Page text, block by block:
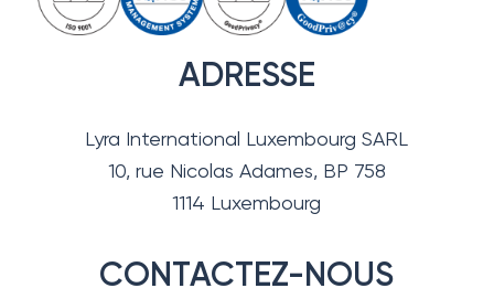
ADRESSE
Lyra International Luxembourg SARL
10, rue Nicolas Adames, BP 758
1114 Luxembourg
CONTACTEZ-NOUS